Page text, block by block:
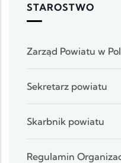
STAROSTWO
Zarząd Powiatu w
Sekretarz powiatu
Skarbnik powiatu
Regulamin